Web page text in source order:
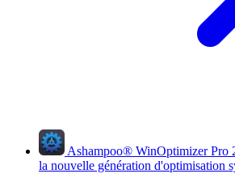
Ashampoo® WinOptimizer Pro
la nouvelle génération d'optimisation